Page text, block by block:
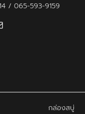
/065-593-9159
กล่องสบู่